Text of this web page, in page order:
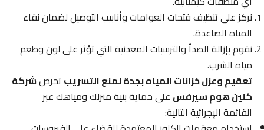
نركز على تنظيف فتحات العوامات وأنابيب التوصيل لضمان نقاء
المياه الصاعدة.
نقوم بإزالة الصدأ والترسبات المعدنية التي تؤثر على لون وطعم
مياه الشرب.
تعقيم وعزل خزانات المياه بجدة لمنع التسريبتحرصشركة
كلين هوم سيرفسعلى حماية بنية منزلك ومياهك عبر
القائمة الإجرائية التالية: